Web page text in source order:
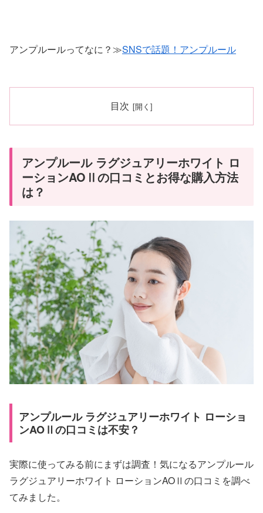
アンプルールってなに？≫SNSで話題！アンプルール
目次
アンプルール ラグジュアリーホワイト ロ
ーションAOⅡの口コミとお得な購入方法
は？
アンプルール ラグジュアリーホワイト ローショ
ンAOⅡの口コミは不安？
実際に使ってみる前にまずは調査！気になるアンプルール
ラグジュアリーホワイト ローションAOⅡの口コミを調べ
てみました。